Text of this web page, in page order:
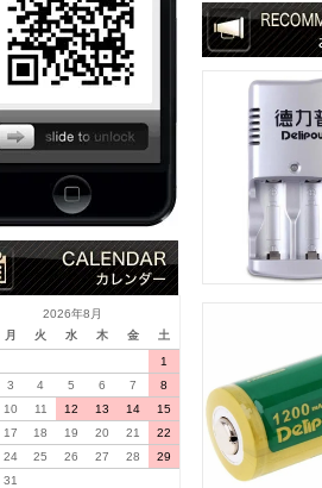
2026年8月
月 火 水 木 金
土
1
3 4 5 6 7
8
10 11 12 13 14
15
17 18 19 20 21
22
24 25 26 27 28
29
31